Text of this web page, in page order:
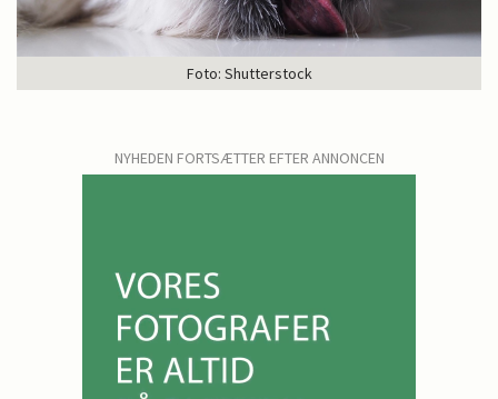
Foto: Shutterstock
NYHEDEN FORTSÆTTER EFTER ANNONCEN